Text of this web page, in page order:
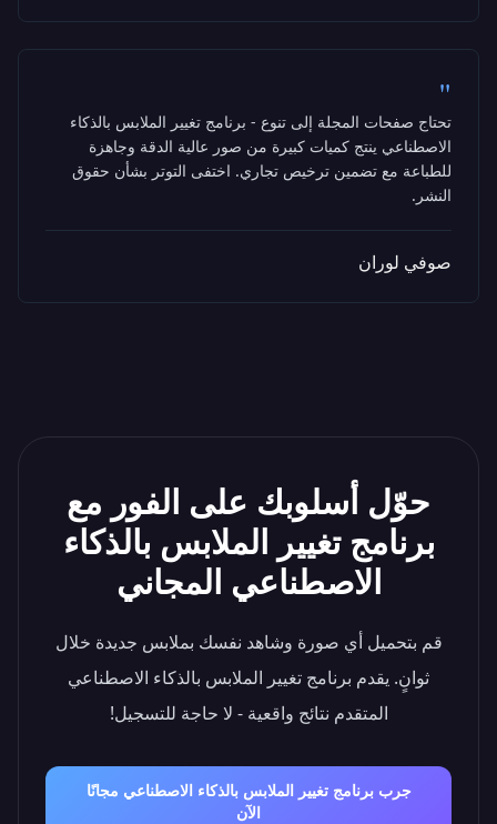
"
تحتاج صفحات المجلة إلى تنوع - برنامج تغيير الملابس بالذكاء
الاصطناعي ينتج كميات كبيرة من صور عالية الدقة وجاهزة
للطباعة مع تضمين ترخيص تجاري. اختفى التوتر بشأن حقوق
النشر.
صوفي لوران
حوّل أسلوبك على الفور مع
برنامج تغيير الملابس بالذكاء
الاصطناعي المجاني
قم بتحميل أي صورة وشاهد نفسك بملابس جديدة خلال
ثوانٍ. يقدم برنامج تغيير الملابس بالذكاء الاصطناعي
المتقدم نتائج واقعية - لا حاجة للتسجيل!
جرب برنامج تغيير الملابس بالذكاء الاصطناعي مجانًا
الآن